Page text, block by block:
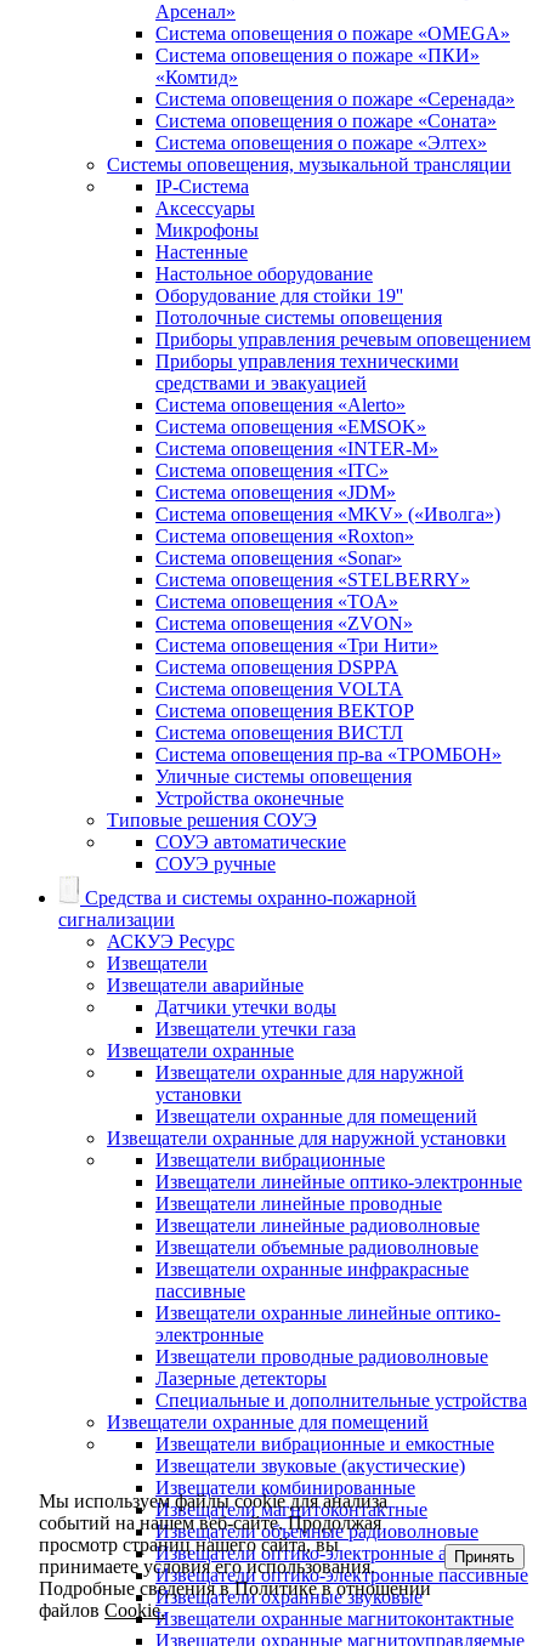
Арсенал»
Система оповещения о пожаре «OMEGA»
Система оповещения о пожаре «ПКИ»
«Комтид»
Система оповещения о пожаре «Серенада»
Система оповещения о пожаре «Соната»
Система оповещения о пожаре «Элтех»
Системы оповещения, музыкальной трансляции
IP-Система
Аксессуары
Микрофоны
Настенные
Настольное оборудование
Оборудование для стойки 19''
Потолочные системы оповещения
Приборы управления речевым оповещением
Приборы управления техническими
средствами и эвакуацией
Система оповещения «Alerto»
Система оповещения «EMSOK»
Система оповещения «INTER-M»
Система оповещения «ITC»
Система оповещения «JDM»
Система оповещения «MKV» («Иволга»)
Система оповещения «Roxton»
Система оповещения «Sonar»
Система оповещения «STELBERRY»
Система оповещения «TOA»
Система оповещения «ZVON»
Система оповещения «Три Нити»
Система оповещения DSPPA
Система оповещения VOLTA
Система оповещения ВЕКТОР
Система оповещения ВИСТЛ
Система оповещения пр-ва «ТРОМБОН»
Уличные системы оповещения
Устройства оконечные
Типовые решения СОУЭ
СОУЭ автоматические
СОУЭ ручные
Средства и системы охранно-пожарной
сигнализации
АСКУЭ Ресурс
Извещатели
Извещатели аварийные
Датчики утечки воды
Извещатели утечки газа
Извещатели охранные
Извещатели охранные для наружной
установки
Извещатели охранные для помещений
Извещатели охранные для наружной установки
Извещатели вибрационные
Извещатели линейные оптико-электронные
Извещатели линейные проводные
Извещатели линейные радиоволновые
Извещатели объемные радиоволновые
Извещатели охранные инфракрасные
пассивные
Извещатели охранные линейные оптико-
электронные
Извещатели проводные радиоволновые
Лазерные детекторы
Специальные и дополнительные устройства
Извещатели охранные для помещений
Извещатели вибрационные и емкостные
Извещатели звуковые (акустические)
Извещатели комбинированные
Извещатели магнитоконтактные
Извещатели объемные радиоволновые
Извещатели оптико-электронные активные
Извещатели оптико-электронные пассивные
Извещатели охранные звуковые
Извещатели охранные магнитоконтактные
Извещатели охранные магнитоуправляемые
Мы используем файлы cookie для анализа
событий на нашем веб-сайте. Продолжая
просмотр страниц нашего сайта, вы
принимаете условия его использования.
Подробные сведения в Политике в отношении
файловCookie.
Принять